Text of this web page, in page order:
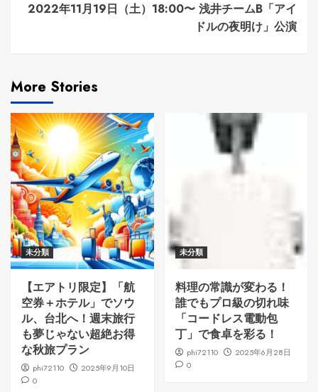
2022年11月19日（土）18:00〜 浅井チームB「アイ
ドルの夜明け」公演
More Stories
未分類
【エアトリ限定】「航
空券＋ホテル」でソウ
ル、台北へ！週末旅行
も夢じゃない超絶お得
な秋旅プラン
phi72110
2025年9月10日
0
未分類
料理の常識が変わる！
誰でもプロ級の切れ味
「コードレス電動包
丁」で食卓を彩る！
phi72110
2025年6月28日
0